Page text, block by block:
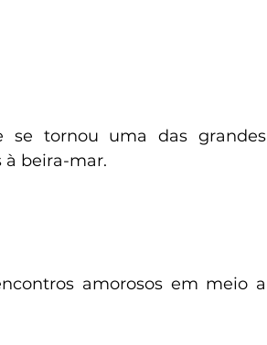
tornou uma das grandes
beira-mar.
amorosos em meio a